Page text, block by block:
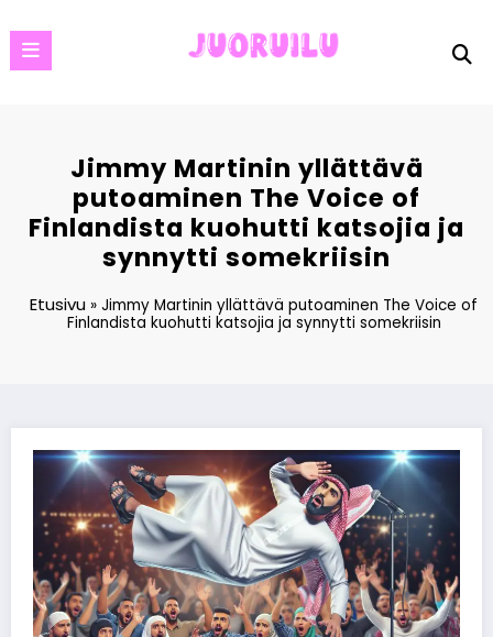
to
content
Jimmy Martinin yllättävä
putoaminen The Voice of
Finlandista kuohutti katsojia ja
synnytti somekriisin
Etusivu »Jimmy Martinin yllättävä putoaminen The Voice of
Finlandista kuohutti katsojia ja synnytti somekriisin